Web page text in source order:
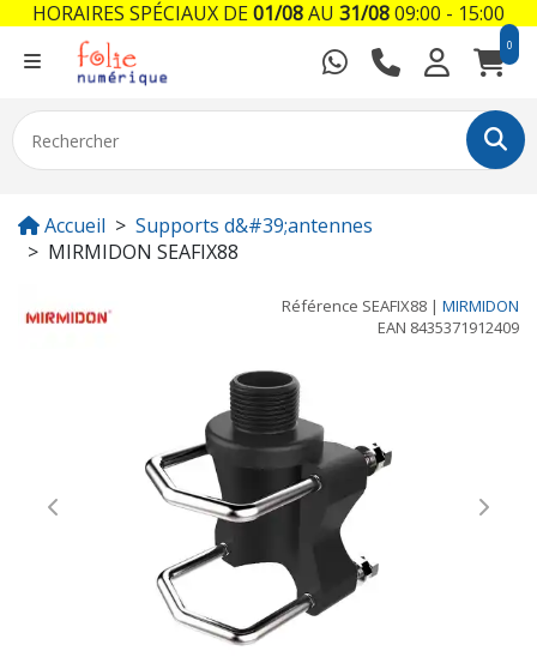
0
Accueil
Supports d&#39;antennes
MIRMIDON SEAFIX88
Référence SEAFIX88 | MIRMIDON
EAN 8435371912409
Previous Next
HORAIRES SPÉCIAUX DE01/08AU 31/0809:00 - 15:00